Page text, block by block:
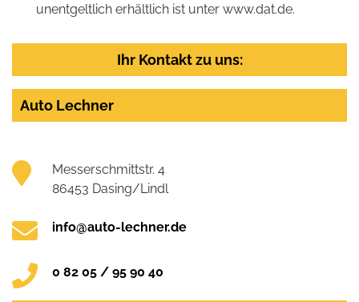
unentgeltlich erhältlich ist unter www.dat.de.
Ihr Kontakt zu uns:
Auto Lechner
Messerschmittstr. 4
86453 Dasing/Lindl
info@auto-lechner.de
0 82 05 / 95 90 40